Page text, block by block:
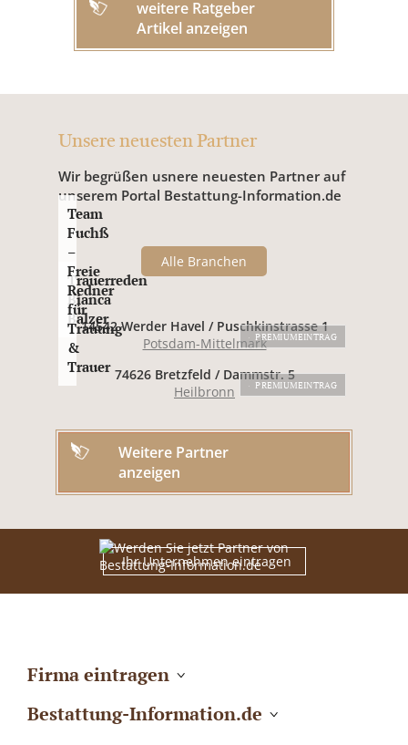
weitere Ratgeber
Artikel anzeigen
Unsere neuesten Partner
Wir begrüßen usnere neuesten Partner auf
unserem Portal Bestattung-Information.de
Alle Branchen
PREMIUMEINTRAG
Trauerreden
Bianca
Balzer
14542 Werder Havel / Puschkinstrasse 1
Potsdam-Mittelmark
PREMIUMEINTRAG
Team
Fuchß
–
Freie
Redner
für
Trauung
&
Trauer 74626 Bretzfeld / Dammstr. 5
Heilbronn
Weitere Partner
anzeigen
Ihr Unternehmen eintragen
Firma eintragen
Bestattung-Information.de